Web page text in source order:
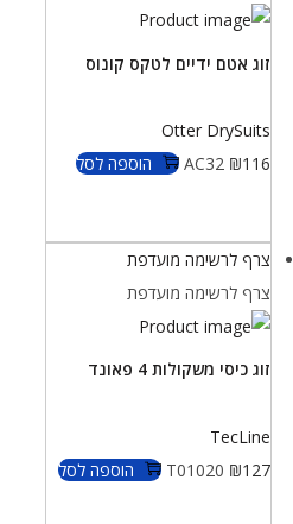
זוג אטם ידיים לטקס קונוס
Otter DrySuits
AC32 ₪116 הוספה לסל
צרף לרשימה מועדפת
צרף לרשימה מועדפת
זוג כיסי משקולות 4 פאונד
TecLine
T01020 ₪127 הוספה לסל